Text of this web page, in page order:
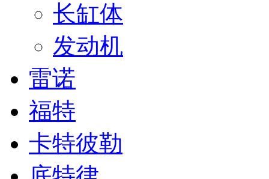
长缸体
发动机
雷诺
福特
卡特彼勒